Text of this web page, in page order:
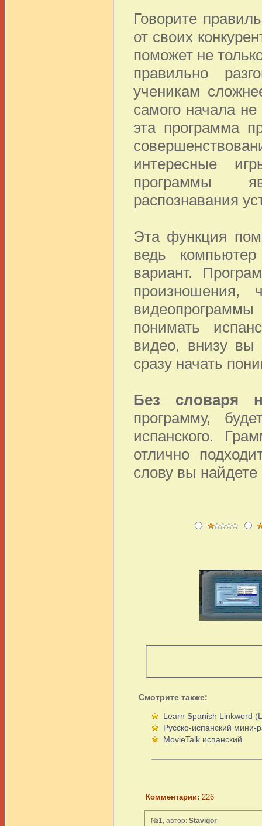
Говорите
от своих
поможет не
правильно
ученикам
самого начала
эта программа
интересные
программы
распознавания
Эта функция
ведь
вариант.
произношения,
понимать
видео, внизу вы
сразу начать
Без словаря
программу,
испанского.
отлично
слову вы
Смотрите также:
Learn Spanish Linkword
Русско-испанский мини-
MovieTalk испанский
Комментарии: 226
№1, автор: Stavigor